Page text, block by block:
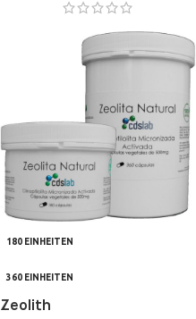
180 EINHEITEN
360 EINHEITEN
Zeolith